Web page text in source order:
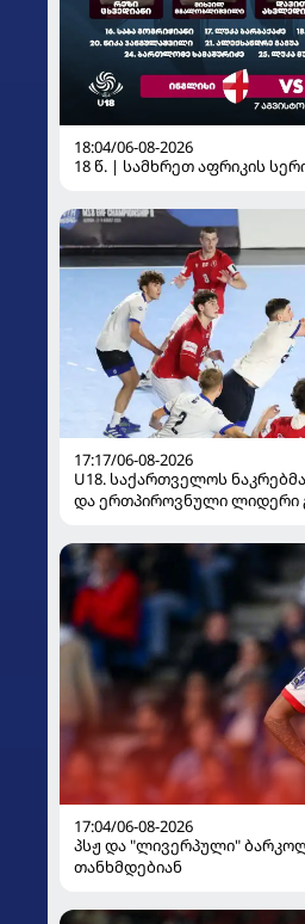
18:04/06-08-2026
18 წ. | სამხრეთ აფრიკის
17:17/06-08-2026
U18. საქართველოს
და ერთპიროვნული ლიდერი
17:04/06-08-2026
პსჟ და "ლივერპული"
თანხმდებიან